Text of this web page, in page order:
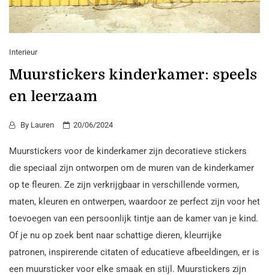
Interieur
Muurstickers kinderkamer: speels
en leerzaam
By Lauren 20/06/2024
Muurstickers voor de kinderkamer zijn decoratieve stickers
die speciaal zijn ontworpen om de muren van de kinderkamer
op te fleuren. Ze zijn verkrijgbaar in verschillende vormen,
maten, kleuren en ontwerpen, waardoor ze perfect zijn voor het
toevoegen van een persoonlijk tintje aan de kamer van je kind.
Of je nu op zoek bent naar schattige dieren, kleurrijke
patronen, inspirerende citaten of educatieve afbeeldingen, er is
een muursticker voor elke smaak en stijl. Muurstickers zijn